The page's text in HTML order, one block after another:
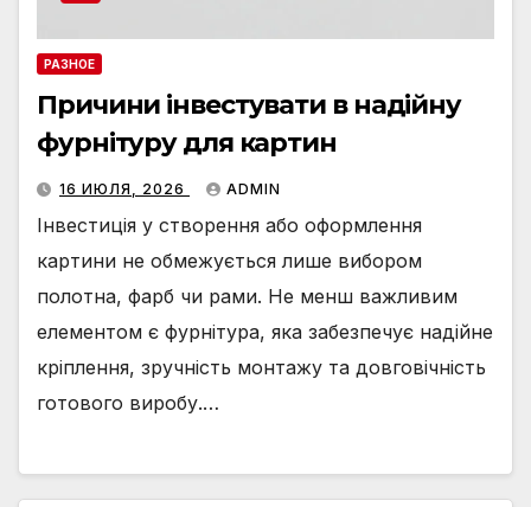
РАЗНОЕ
Причини інвестувати в надійну
фурнітуру для картин
16 ИЮЛЯ, 2026 ADMIN
Інвестиція у створення або оформлення
картини не обмежується лише вибором
полотна, фарб чи рами. Не менш важливим
елементом є фурнітура, яка забезпечує надійне
кріплення, зручність монтажу та довговічність
готового виробу.…